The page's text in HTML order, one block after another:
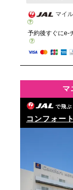
マイ
予約後すぐにe-
マ
で飛ぶ
コンフォー